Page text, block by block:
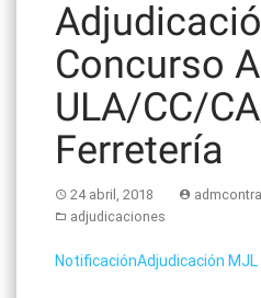
Concurso
ULA/CC/
Ferretería
24 abril, 2018
adjudicaciones
NotificaciónAdjudicación MJL